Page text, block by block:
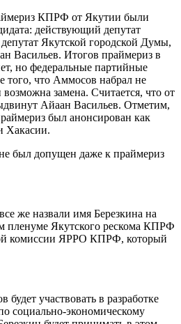
КПРФ от Якутии были
действующий депутат
Якутской городской Думы,
Васильев. Итогов праймериз в
но федеральные партийные
того, что Аммосов набрал не
замена. Считается, что от
Айаан Васильев. Отметим,
был анонсирован как
Хакасии.
был допущен даже к праймериз
же назвали имя Березкина на
пленуме Якутского рескома КПРФ
комиссии ЯРРО КПРФ, который
участвовать в разработке
социально-экономическому